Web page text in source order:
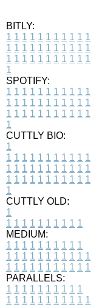
BITLY:
1 1 1 1 1 1 1 1 1 1 1
1 1 1 1 1 1 1 1 1 1 1
1 1 1 1 1 1 1 1 1 1 1
1
SPOTIFY:
1 1 1 1 1 1 1 1 1 1 1
1 1 1 1 1 1 1 1 1 1 1
1 1 1 1 1 1 1 1 1 1 1
1
CUTTLY BIO:
1
1 1 1 1 1 1 1 1 1 1 1
1 1 1 1 1 1 1 1 1 1 1
1 1 1 1 1 1 1 1 1 1 1
1
CUTTLY OLD:
1
1 1 1 1 1 1 1 1 1 1
MEDIUM:
1 1 1 1 1 1 1 1 1 1
1 1 1 1 1 1 1 1 1 1 1
1 1 1 1 1 1 1 1 1 1 1
PARALLELS:
1 1 1 1 1 1 1 1 1 1
1 1 1 1 1 1 1 1 1 1 1